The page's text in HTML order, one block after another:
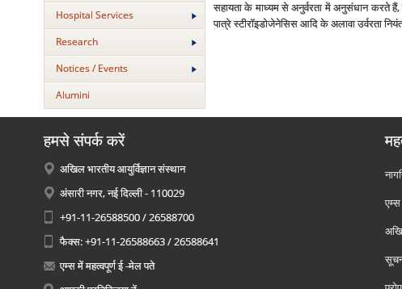
Hospital Services
Research
Notices / Events
Alumini
सहायता के माध्‍यम से अनुर्वरता में अनुसंधान करते
पात्रे स्‍टीरॉइडोजेनेसिस आदि के अलावा उर्वरता
हमसे संपर्क करें
अखिल भारतीय आयुर्विज्ञान संस्थान
अंसारी नगर, नई दिल्ली - 110029
+91-11-26588500 / 26588700
फैक्स: +91-11-26588663 / 26588641
एम्स में महत्वपूर्ण ई -मेल पते